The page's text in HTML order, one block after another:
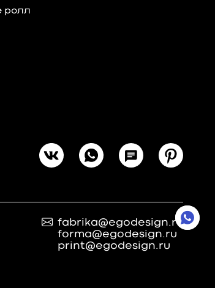
ролл
fabrika@egodesign.ru
forma@egodesign.ru
print@egodesign.ru